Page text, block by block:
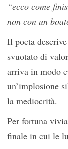
“ecco come
non con un
Il poeta
svuotato di
arriva in modo
un’implosione
la mediocrità.
Per fortuna
finale in cui le